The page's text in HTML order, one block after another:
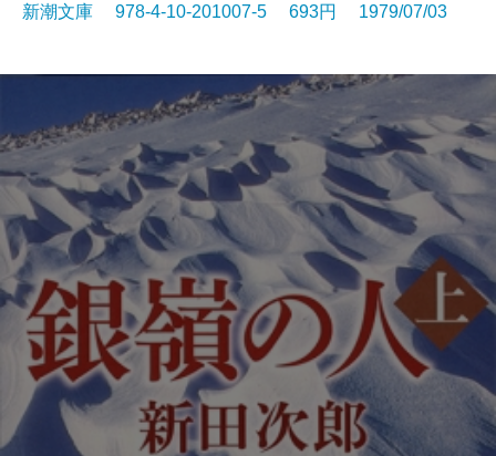
新潮文庫 978-4-10-201007-5 693円 1979/07/03